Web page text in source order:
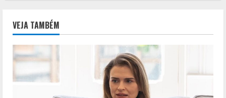
VEJA TAMBÉM